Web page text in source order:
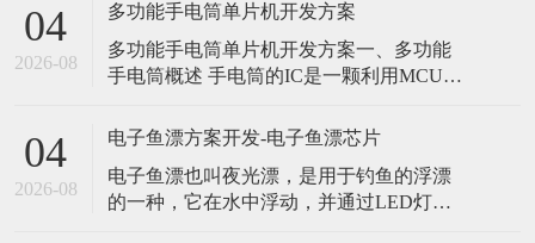
04
2026-08
多功能手电筒单片机开发方案
多功能手电筒单片机开发方案一、多功能
手电筒概述 手电筒的IC是一颗利用MCU设
一次轻触开头触发IC,LED被点亮；并保持
常亮≤260MA; 第二次按下轻触开头输出半
亮≤150MA，第三次按下轻触开头输出快
闪。第四次触发回带第一段，不管在哪一
04
2026-08
电子鱼漂方案开发-电子鱼漂芯片
电子鱼漂也叫夜光漂，是用于钓鱼的浮漂
的一种，它在水中浮动，并通过LED灯提